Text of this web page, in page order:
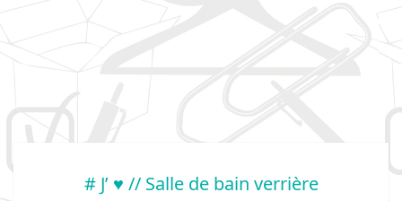
# J’ ♥ // Salle de bain verrière